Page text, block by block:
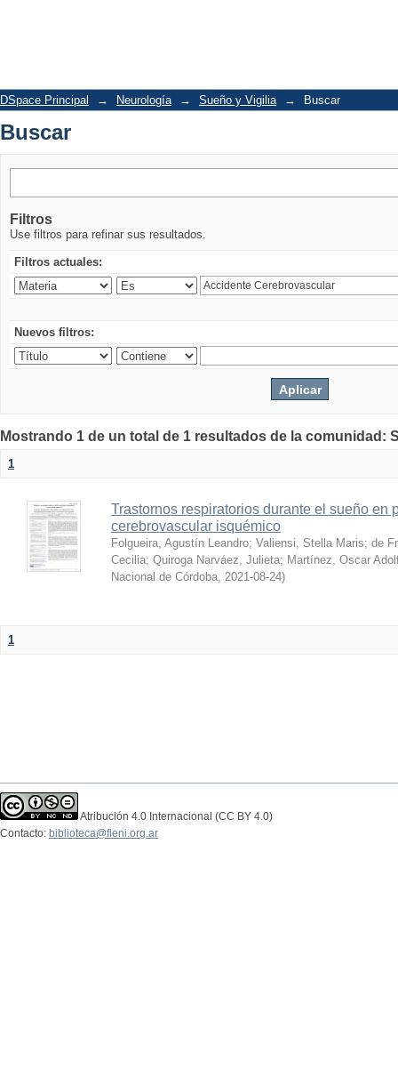
DSpace Principal → Neurología → Sueño y Vigilia → Buscar
Buscar
Filtros
Use filtros para refinar sus resultados.
Filtros actuales:
Nuevos filtros:
Mostrando 1 de un total de 1 resultados de la comunidad:
1
Trastornos respiratorios durante el sueño en
cerebrovascular isquémico
Folgueira, Agustín Leandro; Valiensi, Stella Maris; de
Cecilia; Quiroga Narváez, Julieta; Martínez, Oscar
Nacional de Córdoba, 2021-08-24)
1
Atribución 4.0 Internacional (CC BY 4.0)
Contacto: biblioteca@fleni.org.ar